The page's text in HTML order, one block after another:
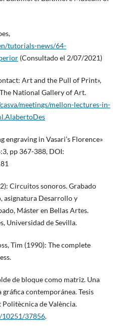
tutorials-news/64-
(Consultado el 2/07/2021)
Art and the Pull of Print»,
National Gallery of Art.
meetings/mellon-lectures-in-
engraving in Vasari’s Florence»
pp 367-388, DOI:
Circuitos sonoros. Grabado
asignatura Desarrollo y
Máster en Bellas Artes.
Universidad de Sevilla.
Tim (1990): The complete
de bloque como matriz. Una
contemporánea. Tesis
de València.
10251/37856.